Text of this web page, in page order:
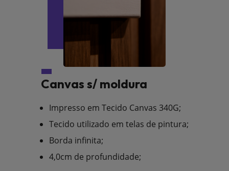
Canvas s/ moldura
Impresso em Tecido Canvas 340G;
Tecido utilizado em telas de pintura;
Borda infinita;
4,0cm de profundidade;